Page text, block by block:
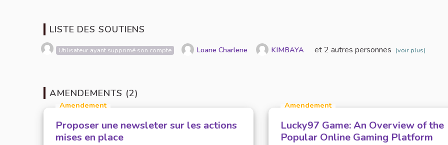
LISTE DES SOUTIENS
Utilisateur ayant supprimé son compte Loane Charlene KIMBAYA et 2 autres personnes (voir plus)
AMENDEMENTS (2)
Amendement
Proposer une newsleter sur les actions
mises en place
Amendement
Lucky97 Game: An Overview of the
Popular Online Gaming Platform